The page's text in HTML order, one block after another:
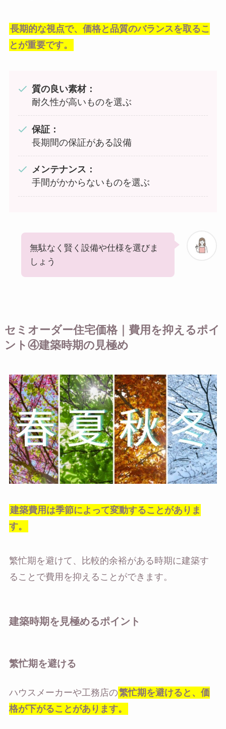
長期的な視点で、価格と品質のバランスを取るこ
とが重要です。
質の良い素材：
耐久性が高いものを選ぶ
保証：
長期間の保証がある設備
メンテナンス：
手間がかからないものを選ぶ
無駄なく賢く設備や仕様を選びま
しょう
セミオーダー住宅価格｜費用を抑えるポイ
ント④建築時期の見極め
建築費用は季節によって変動することがありま
す。
繁忙期を避けて、比較的余裕がある時期に建築す
ることで費用を抑えることができます。
建築時期を見極めるポイント
繁忙期を避ける
ハウスメーカーや工務店の繁忙期を避けると、価
格が下がることがあります。